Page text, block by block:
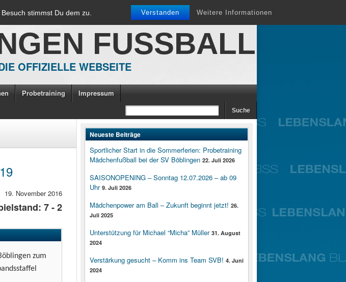
stimmst Du dem zu. Verstanden Weitere Informationen
FUSSBALL
OFFIZIELLE WEBSEITE
Probetraining Impressum
19. November 2016
7 - 2
zum
Neueste Beiträge
Sportlicher Start in die Sommerferien: Probetraining
Mädchenfußball bei der SV Böblingen 22. Juli 2026
SAISONOPENING – Sonntag 12.07.2026 – ab 09
Uhr 9. Juli 2026
Mädchenpower am Ball – Zukunft beginnt jetzt! 26.
Juli 2025
Unterstützung für Michael “Micha” Müller 31. August
2024
Verstärkung gesucht – Komm ins Team SVB! 4. Juni
2024